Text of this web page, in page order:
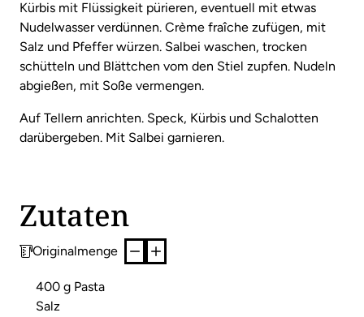
Kürbis mit Flüssigkeit pürieren, eventuell mit etwas
Nudelwasser verdünnen. Crème fraîche zufügen, mit
Salz und Pfeffer würzen. Salbei waschen, trocken
schütteln und Blättchen vom den Stiel zupfen. Nudeln
abgießen, mit Soße vermengen.
Auf Tellern anrichten. Speck, Kürbis und Schalotten
darübergeben. Mit Salbei garnieren.
Zutaten
Originalmenge
400 g Pasta
Salz